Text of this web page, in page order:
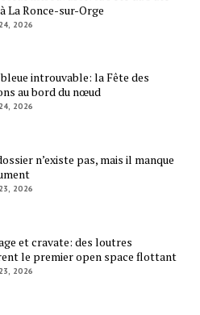
La Ronce-sur-Orge
2026
introuvable: la Fête des
au bord du nœud
2026
n’existe pas, mais il manque
2026
et cravate: des loutres
le premier open space flottant
2026